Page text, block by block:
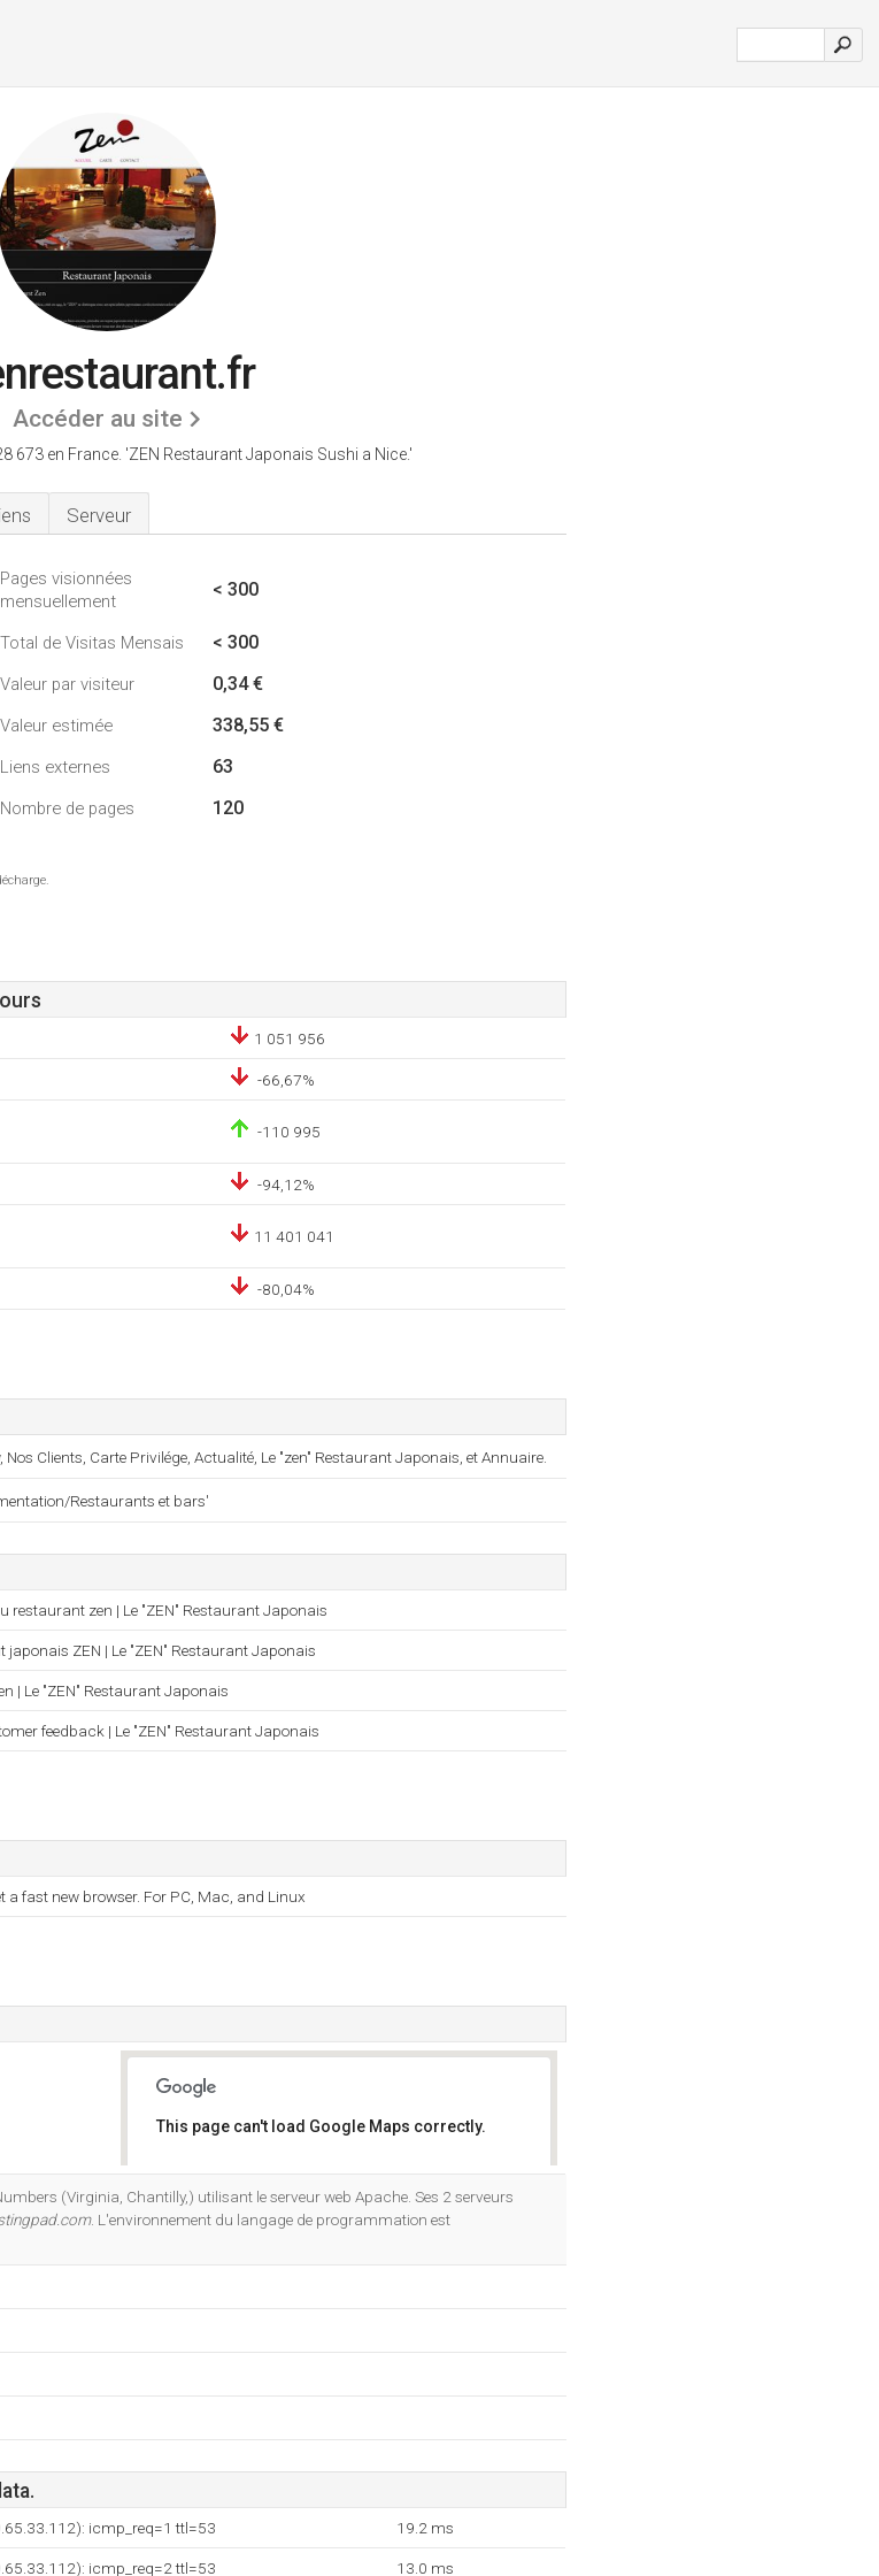
Accéder au site
673 en France. 'ZEN Restaurant Japonais Sushi a Nice.'
Serveur
Pages visionnées
mensuellement
< 300
Total de Visitas Mensais < 300
Valeur par visiteur 0,34 €
Valeur estimée 338,55 €
Liens externes 63
Nombre de pages 120
1 051 956
-66,67%
-110 995
-94,12%
11 401 041
-80,04%
Nos Clients, Carte Privilége, Actualité, Le "zen" Restaurant Japonais, et Annuaire.
Restaurants et bars'
restaurant zen | Le "ZEN" Restaurant Japonais
ZEN | Le "ZEN" Restaurant Japonais
| Le "ZEN" Restaurant Japonais
feedback | Le "ZEN" Restaurant Japonais
a fast new browser. For PC, Mac, and Linux
This page can't load Google Maps correctly.
(Virginia, Chantilly,) utilisant le serveur web Apache. Ses 2 serveurs
. L'environnement du langage de programmation est
icmp_req=1 ttl=53 19.2 ms
icmp_req=2 ttl=53 13.0 ms